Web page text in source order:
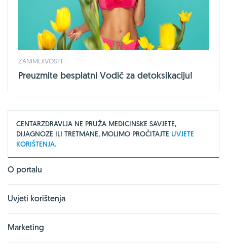
ZANIMLJIVOSTI
Preuzmite besplatni Vodič za detoksikaciju!
CENTARZDRAVLJA NE PRUŽA MEDICINSKE SAVJETE,
DIJAGNOZE ILI TRETMANE, MOLIMO PROČITAJTE UVJETE
KORIŠTENJA.
O portalu
Uvjeti korištenja
Marketing